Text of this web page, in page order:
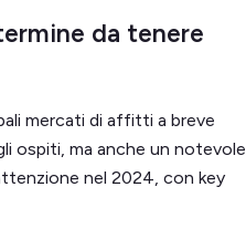
da tenere
mercati di affitti a breve
ospiti, ma anche un notevole
nel 2024, con key